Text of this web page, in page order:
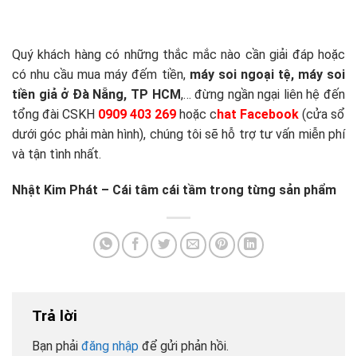
Quý khách hàng có những thắc mắc nào cần giải đáp hoặc
có nhu cầu mua máy đếm tiền, máy soi ngoại tệ, máy soi
tiền giả ở Đà Nẵng, TP HCM,… đừng ngần ngại liên hệ đến
tổng đài CSKH 0909 403 269 hoặc chat Facebook (cửa sổ
dưới góc phải màn hình), chúng tôi sẽ hỗ trợ tư vấn miễn phí
và tận tình nhất.
Nhật Kim Phát – Cái tâm cái tầm trong từng sản phẩm
Trả lời
Bạn phải đăng nhập để gửi phản hồi.